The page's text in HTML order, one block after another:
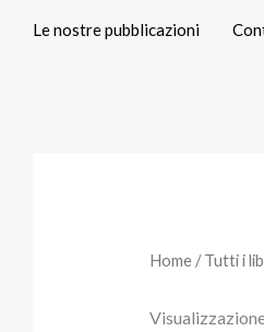
Le nostre pubblicazioni
Home/Tutti i